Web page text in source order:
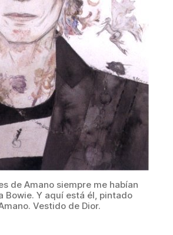
de Amano siempre me habían
Bowie. Y aquí está él, pintado
Vestido de Dior.